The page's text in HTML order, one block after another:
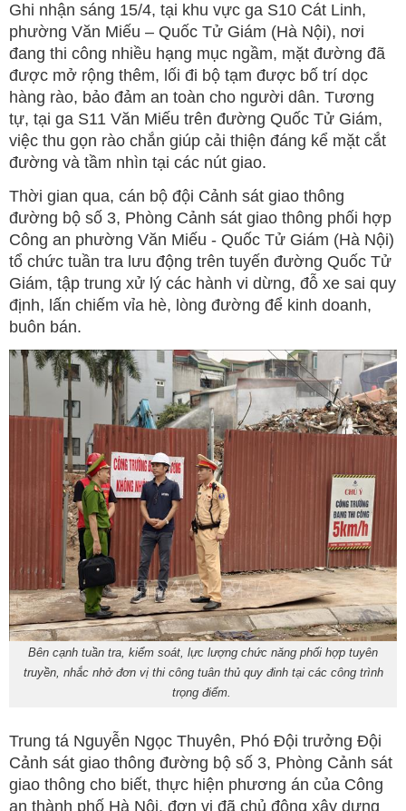
Ghi nhận sáng 15/4, tại khu vực ga S10 Cát Linh,
phường Văn Miếu – Quốc Tử Giám (Hà Nội), nơi
đang thi công nhiều hạng mục ngầm, mặt đường đã
được mở rộng thêm, lối đi bộ tạm được bố trí dọc
hàng rào, bảo đảm an toàn cho người dân. Tương
tự, tại ga S11 Văn Miếu trên đường Quốc Tử Giám,
việc thu gọn rào chắn giúp cải thiện đáng kể mặt cắt
đường và tầm nhìn tại các nút giao.
Thời gian qua, cán bộ đội Cảnh sát giao thông
đường bộ số 3, Phòng Cảnh sát giao thông phối hợp
Công an phường Văn Miếu - Quốc Tử Giám (Hà Nội)
tổ chức tuần tra lưu động trên tuyến đường Quốc Tử
Giám, tập trung xử lý các hành vi dừng, đỗ xe sai quy
định, lấn chiếm vỉa hè, lòng đường để kinh doanh,
buôn bán.
Bên cạnh tuần tra, kiểm soát, lực lượng chức năng phối hợp tuyên
truyền, nhắc nhở đơn vị thi công tuân thủ quy đinh tại các công trình
trọng điểm.
Trung tá Nguyễn Ngọc Thuyên, Phó Đội trưởng Đội
Cảnh sát giao thông đường bộ số 3, Phòng Cảnh sát
giao thông cho biết, thực hiện phương án của Công
an thành phố Hà Nội, đơn vị đã chủ động xây dựng